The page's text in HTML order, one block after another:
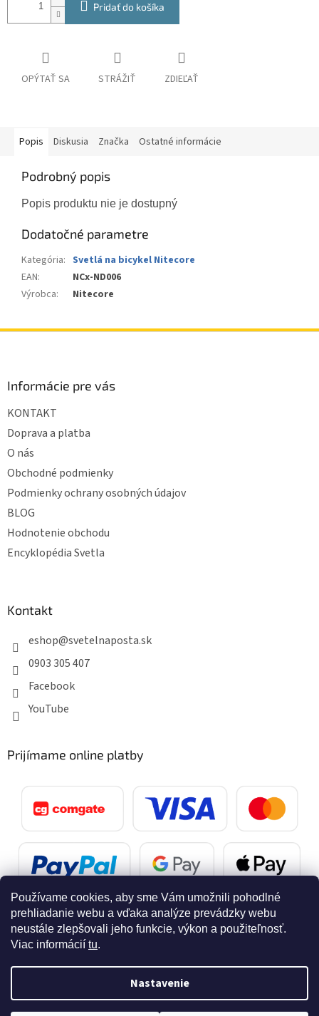
Používame cookies, aby sme Vám umožnili pohodlné
prehliadanie webu a vďaka analýze prevádzky webu
neustále zlepšovali jeho funkcie, výkon a použiteľnosť.
Viac informácií tu.
Nastavenie
Pridať do košíka
OPÝTAŤ SA STRÁŽIŤ ZDIEĽAŤ
Popis Diskusia Značka Ostatné informácie
Podrobný popis
Popis produktu nie je dostupný
Dodatočné parametre
Kategória: Svetlá na bicykel Nitecore
EAN:
NCx-ND006
Výrobca: Nitecore
Informácie pre vás
KONTAKT
Doprava a platba
O nás
Obchodné podmienky
Podmienky ochrany osobných údajov
BLOG
Hodnotenie obchodu
Encyklopédia Svetla
Kontakt
eshop@svetelnaposta.sk
0903 305 407
Facebook
YouTube
Prijímame online platby
Vytvoril Shoptet